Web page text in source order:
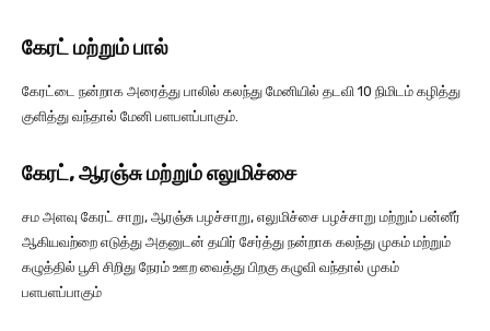
கேரட் மற்றும் பால்
கேரட்டை நன்றாக அரைத்து பாலில் கலந்து மேனியில் தடவி 10 நிமிடம் கழித்து
குளித்து வந்தால் மேனி பளபளப்பாகும்.
கேரட், ஆரஞ்சு மற்றும் எலுமிச்சை
சம அளவு கேரட் சாறு, ஆரஞ்சு பழச்சாறு, எலுமிச்சை பழச்சாறு மற்றும் பன்னீர்
ஆகியவற்றை எடுத்து அதனுடன் தயிர் சேர்த்து நன்றாக கலந்து முகம் மற்றும்
கழுத்தில் பூசி சிறிது நேரம் ஊற வைத்து பிறகு கழுவி வந்தால் முகம்
பளபளப்பாகும்